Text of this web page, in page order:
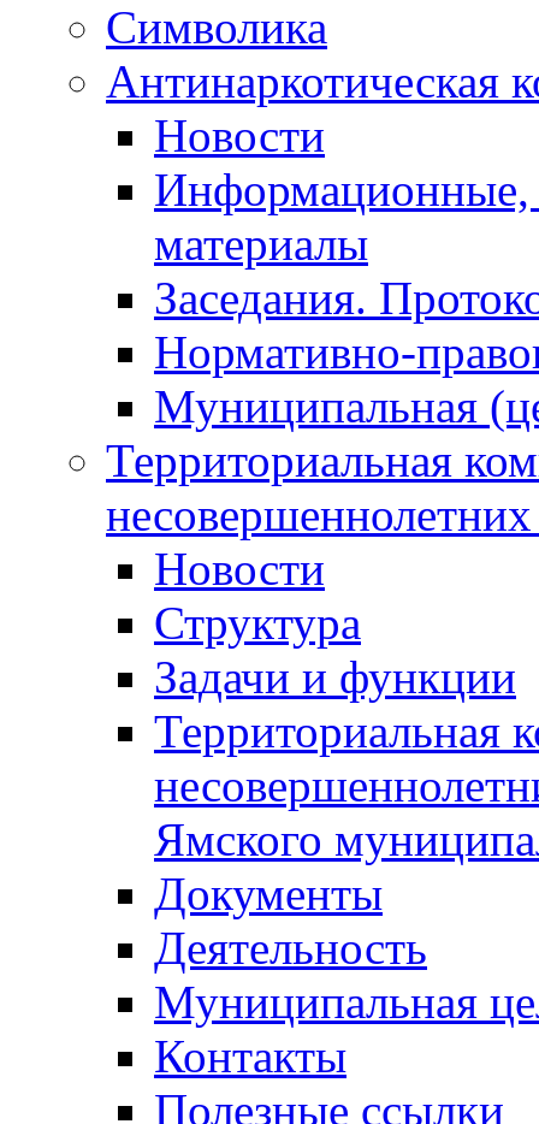
Символика
Антинаркотическая
Новости
Информационные,
материалы
Заседания.
Нормативно-
Муниципальная
Территориальная
Новости
Структура
Задачи и функции
Территориальная
Ямского
Документы
Деятельность
Муниципальная
Контакты
Полезные ссылки